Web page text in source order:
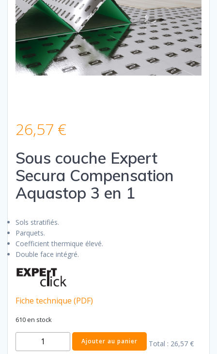
26,57 €
Sous couche Expert
Secura Compensation
Aquastop 3 en 1
Sols stratifiés.
Parquets.
Coefficient thermique élevé.
Double face intégré.
Fiche technique (PDF)
610 en stock
quantité
de
Ajouter au panier Total : 26,57 €